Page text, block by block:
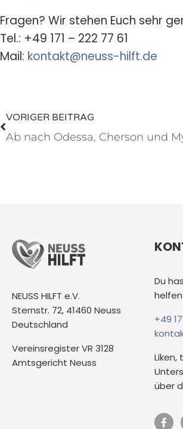
Fragen? Wir stehen Euch sehr
Tel.: +49 171 – 222 77 61
Mail: kontakt@neuss-hilft.de
VORIGER BEITRAG
NEUSS HILFT e.V.
Sternstr. 72, 41460 Neuss
Deutschland
Vereinsregister VR 3128
Amtsgericht Neuss
Du
+49
Liken,
über